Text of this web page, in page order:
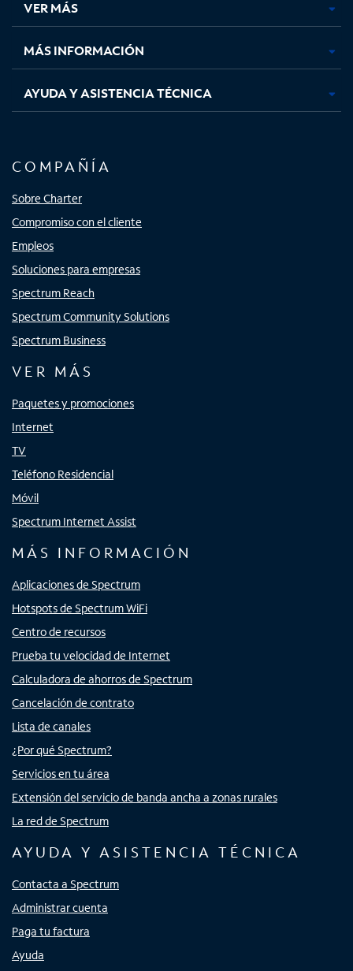
pestaña
nueva
pestaña
nueva
pestaña
nuevanueva
VER MÁS
MÁS INFORMACIÓN
AYUDA Y ASISTENCIA TÉCNICA
COMPAÑÍA
Sobre Charter
Compromiso con el cliente
Empleos
Soluciones para empresas
Spectrum Reach
Spectrum Community Solutions
Spectrum Business
VER MÁS
Paquetes y promociones
Internet
TV
Teléfono Residencial
Móvil
Spectrum Internet Assist
MÁS INFORMACIÓN
Aplicaciones de Spectrum
Hotspots de Spectrum WiFi
Centro de recursos
Prueba tu velocidad de Internet
Calculadora de ahorros de Spectrum
Cancelación de contrato
Lista de canales
¿Por qué Spectrum?
Servicios en tu área
Extensión del servicio de banda ancha a zonas rurales
La red de Spectrum
AYUDA Y ASISTENCIA TÉCNICA
Contacta a Spectrum
Administrar cuenta
Paga tu factura
Ayuda